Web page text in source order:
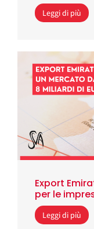
Leggi di più
Export
per le
Leggi di più